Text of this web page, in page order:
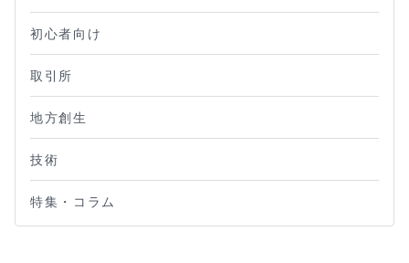
初心者向け
取引所
地方創生
技術
特集・コラム